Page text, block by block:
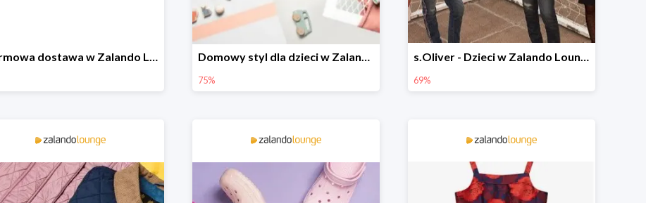
Darmowa dostawa w Zalando Lounge Domowy styl dla dzieci w Zalando Lounge do -75%
75%
s.Oliver - Dzieci w Zalando Lounge do -77%
69%